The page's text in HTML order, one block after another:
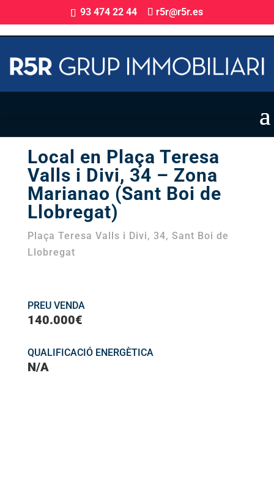
93 474 22 44 r5r@r5r.es
Local en Plaça Teresa
Valls i Divi, 34 – Zona
Marianao (Sant Boi de
Llobregat)
Plaça Teresa Valls i Divi, 34, Sant Boi de
Llobregat
PREU VENDA
140.000€
QUALIFICACIÓ ENERGÈTICA
N/A